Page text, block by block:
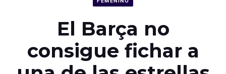
El Barça no
consigue fichar a